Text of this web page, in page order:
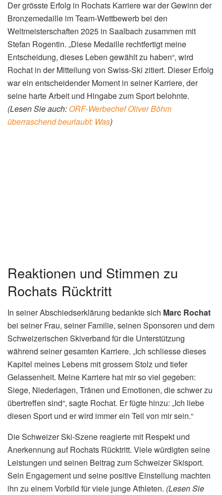
Der grösste Erfolg in Rochats Karriere war der Gewinn der
Bronzemedaille im Team-Wettbewerb bei den
Weltmeisterschaften 2025 in Saalbach zusammen mit
Stefan Rogentin. „Diese Medaille rechtfertigt meine
Entscheidung, dieses Leben gewählt zu haben“, wird
Rochat in der Mitteilung von Swiss-Ski zitiert. Dieser Erfolg
war ein entscheidender Moment in seiner Karriere, der
seine harte Arbeit und Hingabe zum Sport belohnte.
(Lesen Sie auch: ORF-Werbechef Oliver Böhm
überraschend beurlaubt: Was)
Reaktionen und Stimmen zu
Rochats Rücktritt
In seiner Abschiedserklärung bedankte sich Marc Rochat
bei seiner Frau, seiner Familie, seinen Sponsoren und dem
Schweizerischen Skiverband für die Unterstützung
während seiner gesamten Karriere. „Ich schliesse dieses
Kapitel meines Lebens mit grossem Stolz und tiefer
Gelassenheit. Meine Karriere hat mir so viel gegeben:
Siege, Niederlagen, Tränen und Emotionen, die schwer zu
übertreffen sind“, sagte Rochat. Er fügte hinzu: „Ich liebe
diesen Sport und er wird immer ein Teil von mir sein.“
Die Schweizer Ski-Szene reagierte mit Respekt und
Anerkennung auf Rochats Rücktritt. Viele würdigten seine
Leistungen und seinen Beitrag zum Schweizer Skisport.
Sein Engagement und seine positive Einstellung machten
ihn zu einem Vorbild für viele junge Athleten. (Lesen Sie